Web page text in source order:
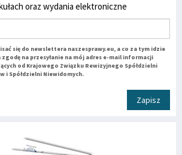
oraz wydania elektroniczne
się do newslettera naszesprawy.eu, a co za tym idzie
zgodę na przesyłanie na mój adres e-mail informacji
od Krajowego Związku Rewizyjnego Spółdzielni
i Spółdzielni Niewidomych.
Zapisz